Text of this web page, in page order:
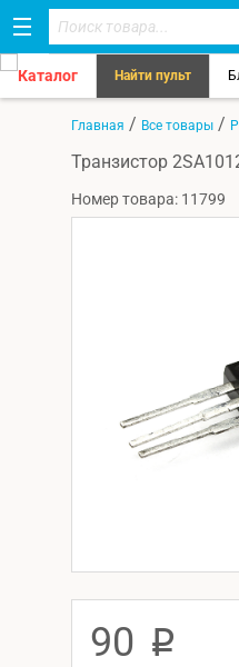
Каталог Найти пульт
Главная / Все товары /
Транзистор
Номер товара: 11799
90 p